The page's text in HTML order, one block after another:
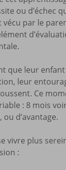
ou d’échec
par le
que leur
leur
Ce
: 8 mois
d’avantage.
vivre plus
: